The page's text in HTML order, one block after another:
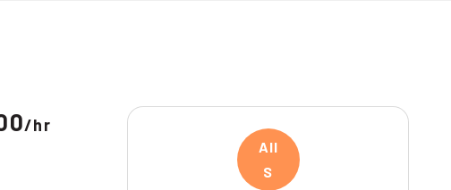
/hr
All
S